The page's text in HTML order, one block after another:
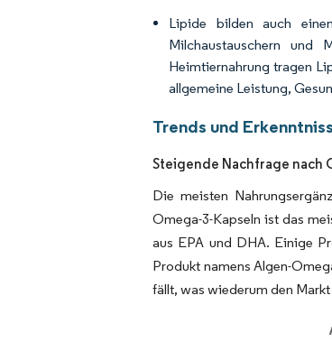
Lipide bilden auch
Milchaustauschern und
Heimtiernahrung tragen
allgemeine Leistung,
Trends und
Steigende Nachfrage nach
Die meisten
Omega-3-Kapseln ist das
aus EPA und DHA. Einige
Produkt namens Algen-
fällt, was wiederum den